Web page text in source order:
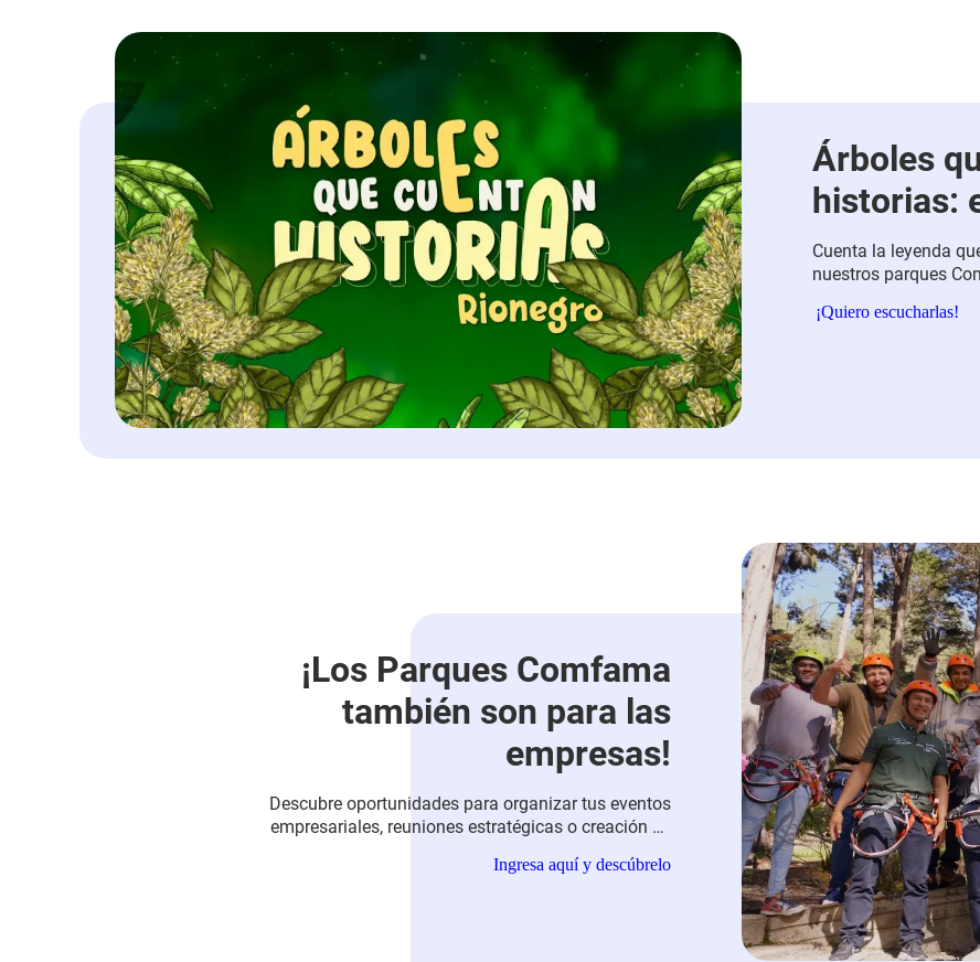
Árboles
historias:
Cuenta la leyenda
nuestros parques
puedes escuchar lo
¡Quiero escucharlas!
¡Los Parques Comfama
también son para las
empresas!
Descubre oportunidades para organizar tus eventos
empresariales, reuniones estratégicas o creación de
trabajo.
Ingresa aquí y descúbrelo